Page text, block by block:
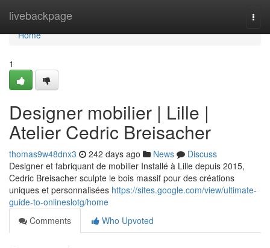
livebackpage
Home
Home
1
Designer mobilier | Lille |
Atelier Cedric Breisacher
thomas9w48dnx3 242 days ago News
Discuss
Designer et fabriquant de mobilier Installé à Lille depuis 2015,
Cedric Breisacher sculpte le bois massif pour des créations
uniques et personnalisées https://sites.google.com/view/ultimate-
guide-to-onlineslotg/home
Comments
Who Upvoted